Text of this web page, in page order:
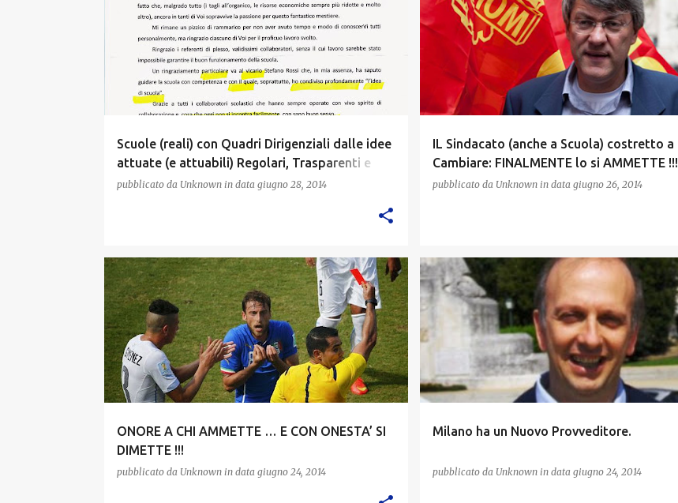
Scuole (reali) con Quadri Dirigenziali dalle idee
attuate (e attuabili) Regolari, Trasparenti e
UMANE !!!
pubblicato da Unknown in data giugno 28, 2014
IL Sindacato (anche a Scuola) costretto a
Cambiare: FINALMENTE lo si AMMETTE !!!
pubblicato da Unknown in data giugno 26, 2014
ONORE A CHI AMMETTE … E CON ONESTA’ SI
DIMETTE !!!
pubblicato da Unknown in data giugno 24, 2014
Milano ha un Nuovo Provveditore.
pubblicato da Unknown in data giugno 24, 2014